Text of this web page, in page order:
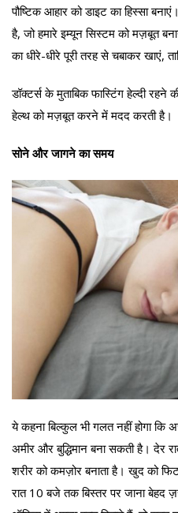
पौष्टिक आहार को डाइट का हिस्सा
है, जो हमारे इम्यून सिस्टम को मज़बूत
का धीरे-धीरे पूरी तरह से चबाकर खाएं,
डॉक्टर्स के मुताबिक फास्टिंग हेल्दी रहने
हेल्थ को मज़बूत करने में मदद करती है।
सोने और जागने का समय
ये कहना बिल्कुल भी गलत नहीं होगा कि
अमीर और बुद्धिमान बना सकती है। देर
शरीर को कमज़ोर बनाता है। खुद को
रात 10 बजे तक बिस्तर पर जाना